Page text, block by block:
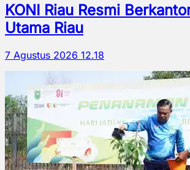
KONI Riau Resmi
Utama Riau
7 Agustus 2026 12.18